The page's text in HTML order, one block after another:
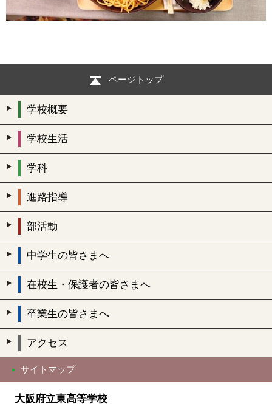
ページトップ
学校概要
学校生活
学科
進路指導
部活動
中学生の皆さまへ
在校生・保護者の皆さまへ
卒業生の皆さまへ
アクセス
サイトマップ
大阪府立東高等学校